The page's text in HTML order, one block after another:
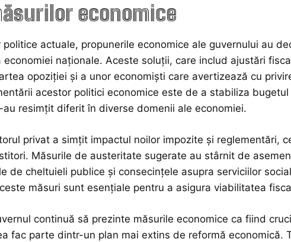
economice
politice actuale, propunerile economice ale guvernului au
naționale. Aceste soluții, care includ ajustări
opoziției și a unor economiști care avertizează cu
acestor politici economice este de a stabiliza
resimțit diferit în diverse domenii ale economiei.
privat a simțit impactul noilor impozite și reglementări,
Măsurile de austeritate sugerate au stârnit de
de cheltuieli publice și consecințele asupra serviciilor
măsuri sunt esențiale pentru a asigura viabilitatea
continuă să prezinte măsurile economice ca fiind
fac parte dintr-un plan mai extins de reformă economică.